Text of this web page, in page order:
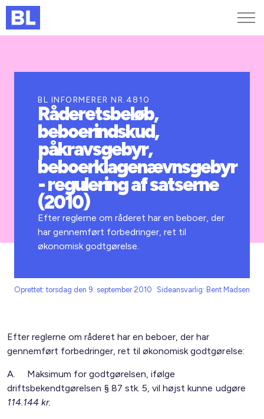
Kurser og arrangementer
Jobportalen
BL INFORMERER NR.4810
Råderetsbeløb,
beboerindskud,
påkravsgebyr,
beboerklagenævnsgebyr
- regulering af satserne
(2010)
Efter reglerne om råderet har en beboer, der
har gennemført forbedringer, ret til
økonomisk godtgørelse.
Oprettet: torsdag den 9. september 2010 Sideansvarlig: Bent Madsen
Efter reglerne om råderet har en beboer, der har
gennemført forbedringer, ret til økonomisk godtgørelse:
A. Maksimum for godtgørelsen, ifølge
driftsbekendtgørelsen § 87 stk. 5, vil højst kunne udgøre
114.144 kr.